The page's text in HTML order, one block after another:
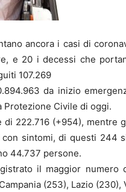
ancora i casi di
e 20 i decessi che
107.269
da inizio
Protezione Civile di oggi.
222.716 (+954), mentre
sintomi, di questi 244
44.737 persone.
il maggior
(253), Lazio (230),